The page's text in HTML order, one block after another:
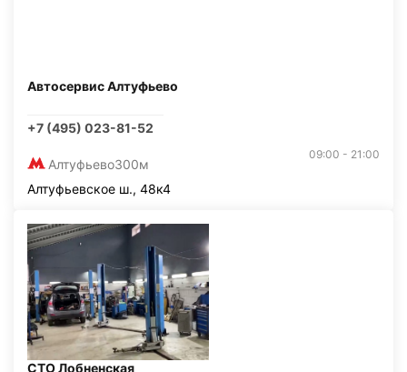
Автосервис Алтуфьево
+7 (495) 023-81-52
Алтуфьево300м
09:00 - 21:00
Алтуфьевское ш., 48к4
СТО Лобненская